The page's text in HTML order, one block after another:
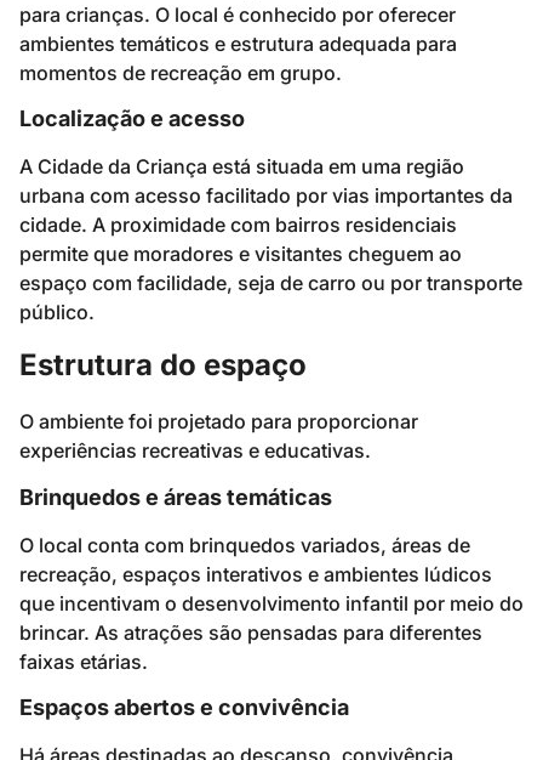
para crianças. O local é conhecido por oferecer
ambientes temáticos e estrutura adequada para
momentos de recreação em grupo.
Localização e acesso
A Cidade da Criança está situada em uma região
urbana com acesso facilitado por vias importantes da
cidade. A proximidade com bairros residenciais
permite que moradores e visitantes cheguem ao
espaço com facilidade, seja de carro ou por transporte
público.
Estrutura do espaço
O ambiente foi projetado para proporcionar
experiências recreativas e educativas.
Brinquedos e áreas temáticas
O local conta com brinquedos variados, áreas de
recreação, espaços interativos e ambientes lúdicos
que incentivam o desenvolvimento infantil por meio do
brincar. As atrações são pensadas para diferentes
faixas etárias.
Espaços abertos e convivência